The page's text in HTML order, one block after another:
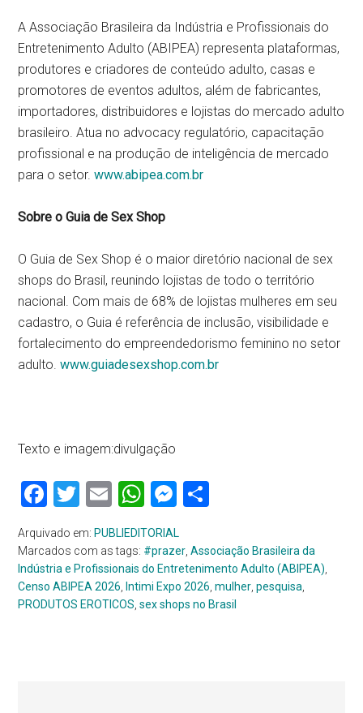
A Associação Brasileira da Indústria e Profissionais do
Entretenimento Adulto (ABIPEA) representa plataformas,
produtores e criadores de conteúdo adulto, casas e
promotores de eventos adultos, além de fabricantes,
importadores, distribuidores e lojistas do mercado adulto
brasileiro. Atua no advocacy regulatório, capacitação
profissional e na produção de inteligência de mercado
para o setor.www.abipea.com.br
Sobre o Guia de Sex Shop
O Guia de Sex Shop é o maior diretório nacional de sex
shops do Brasil, reunindo lojistas de todo o território
nacional. Com mais de 68% de lojistas mulheres em seu
cadastro, o Guia é referência de inclusão, visibilidade e
fortalecimento do empreendedorismo feminino no setor
adulto. www.guiadesexshop.com.br
Texto e imagem:divulgação
Facebook
Twitter
EmailWhatsApp
Messenger
Arquivado em: PUBLIEDITORIAL
Marcados com as tags: #prazer ,Associação Brasileira da
Indústria e Profissionais do Entretenimento Adulto (ABIPEA)
Censo ABIPEA 2026
Intimi Expo 2026 ,mulher ,pesquisa
PRODUTOS EROTICOS ,sex shops no Brasil